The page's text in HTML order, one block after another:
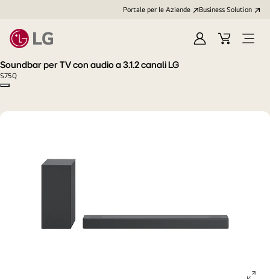
Portale per le Aziende Business Solution
AccediCart
Open
Soundbar per TV con audio a 3.1.2 canali LG
S75Q
Copy model name